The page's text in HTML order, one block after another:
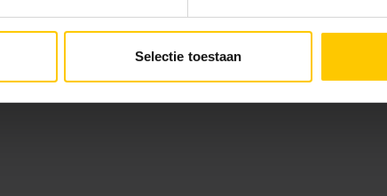
Selectie toestaan